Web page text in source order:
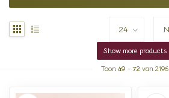
Show more products
Toon 49 - 72 van 2196